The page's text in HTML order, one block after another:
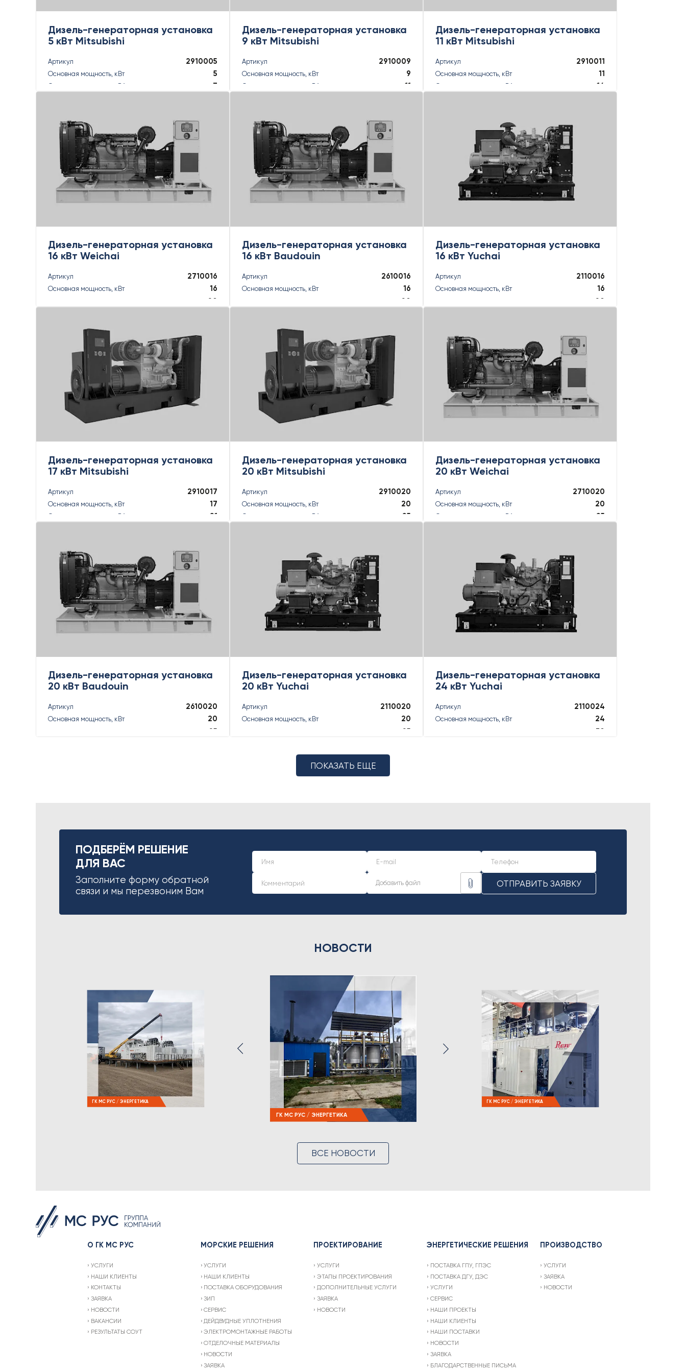
Дизель-генераторная установка
5 кВт Mitsubishi
Артикул 2910005
Основная мощность, кВт 5
Основная мощность, кВА 7
ПОДРОБНЕЕ
Дизель-генераторная установка
9 кВт Mitsubishi
Артикул 2910009
Основная мощность, кВт 9
Основная мощность, кВА 11
ПОДРОБНЕЕ
Дизель-генераторная установка
11 кВт Mitsubishi
Артикул 2910011
Основная мощность, кВт 11
Основная мощность, кВА 14
ПОДРОБНЕЕ
Дизель-генераторная установка
16 кВт Weichai
Артикул 2710016
Основная мощность, кВт 16
20
ПОДРОБНЕЕ
Дизель-генераторная установка
16 кВт Baudouin
Артикул 2610016
Основная мощность, кВт 16
20
ПОДРОБНЕЕ
Дизель-генераторная установка
16 кВт Yuchai
Артикул 2110016
Основная мощность, кВт 16
20
ПОДРОБНЕЕ
Дизель-генераторная установка
17 кВт Mitsubishi
Артикул 2910017
Основная мощность, кВт 17
Основная мощность, кВА 21
ПОДРОБНЕЕ
Дизель-генераторная установка
20 кВт Mitsubishi
Артикул 2910020
Основная мощность, кВт 20
Основная мощность, кВА 25
ПОДРОБНЕЕ
Дизель-генераторная установка
20 кВт Weichai
Артикул 2710020
Основная мощность, кВт 20
Основная мощность, кВА 25
ПОДРОБНЕЕ
Дизель-генераторная установка
20 кВт Baudouin
Артикул 2610020
Основная мощность, кВт 20
25
Дизель-генераторная установка
20 кВт Yuchai
Артикул 2110020
Основная мощность, кВт 20
25
Резервная мощность, кВА
Дизель-генераторная установка
24 кВт Yuchai
Артикул 2110024
Основная мощность, кВт 24
30
ПОКАЗАТЬ ЕЩЕ
ПОДБЕРЁМ РЕШЕНИЕ
ДЛЯ ВАС
Заполните форму обратной
связи и мы перезвоним Вам
ОТПРАВИТЬ ЗАЯВКУ
НОВОСТИ
ГК МС РУС / ЭНЕРГЕТИКА
ГК МС РУС / ЭНЕРГЕТИКА
ГК МС РУС / ЭНЕРГЕТИКА
ВСЕ НОВОСТИ
О ГК МС РУС
УСЛУГИ
НАШИ КЛИЕНТЫ
КОНТАКТЫ
ЗАЯВКА
НОВОСТИ
ВАКАНСИИ
РЕЗУЛЬТАТЫ СОУТ
МОРСКИЕ РЕШЕНИЯ
УСЛУГИ
НАШИ КЛИЕНТЫ
ПОСТАВКА ОБОРУДОВАНИЯ
ЗИП
СЕРВИС
ДЕЙДВУДНЫЕ УПЛОТНЕНИЯ
ЭЛЕКТРОМОНТАЖНЫЕ РАБОТЫ
ОТДЕЛОЧНЫЕ МАТЕРИАЛЫ
НОВОСТИ
ЗАЯВКА
ПРОЕКТИРОВАНИЕ
УСЛУГИ
ЭТАПЫ ПРОЕКТИРОВАНИЯ
ДОПОЛНИТЕЛЬНЫЕ УСЛУГИ
ЗАЯВКА
НОВОСТИ
ЭНЕРГЕТИЧЕСКИЕ РЕШЕНИЯ
ПОСТАВКА ГПУ, ГПЭС
ПОСТАВКА ДГУ, ДЭС
УСЛУГИ
СЕРВИС
НАШИ ПРОЕКТЫ
НАШИ КЛИЕНТЫ
НАШИ ПОСТАВКИ
НОВОСТИ
ЗАЯВКА
БЛАГОДАРСТВЕННЫЕ ПИСЬМА
ПРОИЗВОДСТВО
УСЛУГИ
ЗАЯВКА
НОВОСТИ